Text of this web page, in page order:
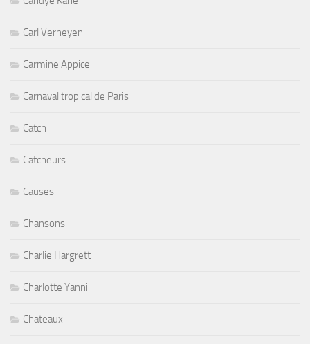
Carl Verheyen
Carmine Appice
Carnaval tropical de Paris
Catch
Catcheurs
Causes
Chansons
Charlie Hargrett
Charlotte Yanni
Chateaux